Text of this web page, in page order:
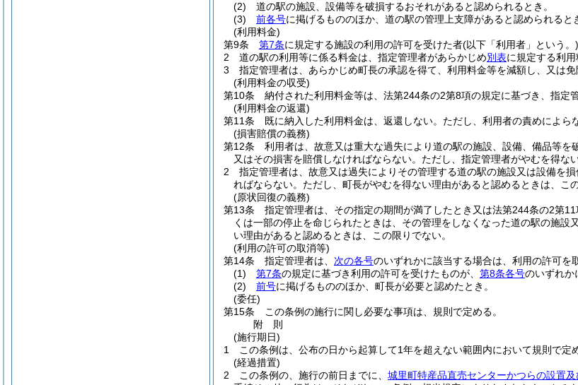
(2)
道の駅の施設、設備等を破損するおそれがあると認められるとき。
(3)
前各号に掲げるもののほか、道の駅の管理上支障があると認められると
(利用料金)
第9条
第7条に規定する施設の利用の許可を受けた者(以下「利用者」という。)
2
道の駅の利用等に係る料金は、指定管理者があらかじめ別表に規定する利
3
指定管理者は、あらかじめ町長の承認を得て、利用料金等を減額し、又は免
(利用料金の収受)
第10条
納付された利用料金等は、法第244条の2第8項の規定に基づき、指定
(利用料金の返還)
第11条
既に納入した利用料金は、返還しない。 ただし、利用者の責めによら
(損害賠償の義務)
第12条
利用者は、故意又は重大な過失により道の駅の施設、設備、備品等
又はその損害を賠償しなければならない。 ただし、指定管理者がやむを得な
2
指定管理者は、故意又は過失によりその管理する道の駅の施設又は設備を
ればならない。 ただし、町長がやむを得ない理由があると認めるときは、こ
(原状回復の義務)
第13条
指定管理者は、その指定の期間が満了したとき又は法第244条の2第
くは一部の停止を命じられたときは、その管理をしなくなった道の駅の施設
い理由があると認めるときは、この限りでない。
(利用の許可の取消等)
第14条
指定管理者は、 次の各号のいずれかに該当する場合は、利用の許可を
(1)
第7条の規定に基づき利用の許可を受けたものが、 第8条各号のいずれか
(2)
前号に掲げるもののほか、町長が必要と認めたとき。
(委任)
第15条
この条例の施行に関し必要な事項は、規則で定める。
附 則
(施行期日)
1
この条例は、公布の日から起算して1年を超えない範囲内において規則で定
(経過措置)
2
この条例の、施行の前日までに、 城里町特産品直売センターかつらの設置